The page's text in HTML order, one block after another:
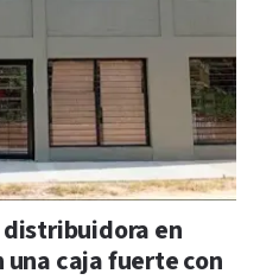
en
caja fuerte con